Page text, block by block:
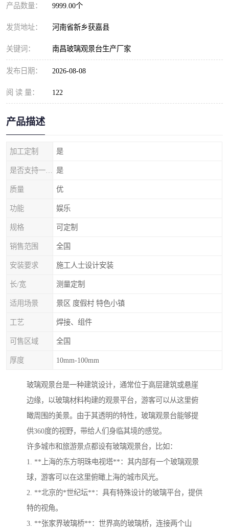
产品数量： 9999.00个
发货地址： 河南省新乡获嘉县
关键词： 南昌玻璃观景台生产厂家
发布日期： 2026-08-08
阅 读 量： 122
产品描述
加工定制 是
是
质量 优
功能 娱乐
规格 可定制
销售范围 全国
安装要求 施工人士设计安装
长/宽 测量定制
适用场景 景区 度假村 特色小镇
工艺 焊接、组件
可售区域 全国
厚度 10mm-100mm
玻璃观景台是一种建筑设计，通常位于高层建筑或悬崖
边缘，以玻璃材料构建的观景平台，游客可以从这里俯
瞰周围的美景。由于其透明的特性，玻璃观景台能够提
供360度的视野，带给人们身临其境的感觉。
许多城市和旅游景点都设有玻璃观景台，比如：
1. **上海的东方明珠电视塔**：其内部有一个玻璃观景
球，游客可以在这里俯瞰上海的城市风光。
2. **北京的*世纪坛**：具有特殊设计的玻璃平台，提供
特的视角。
3. **张家界玻璃桥**：世界高的玻璃桥，连接两个山